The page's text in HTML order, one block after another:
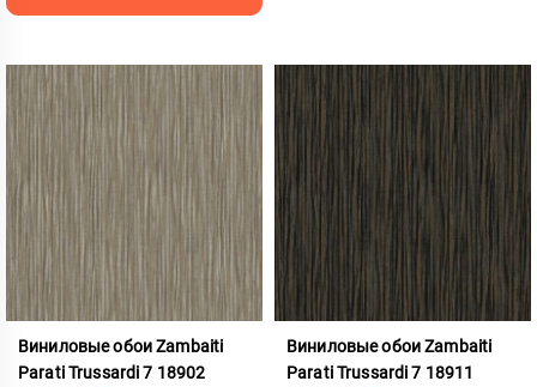
Виниловые обои Zambaiti
Parati Trussardi 7 18902
Виниловые обои Zambaiti
Parati Trussardi 7 18911